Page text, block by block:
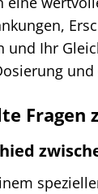
und Ihr
Fragen